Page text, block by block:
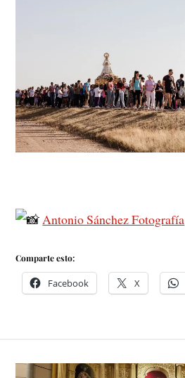
Antonio Sánchez Fotografía
Comparte esto:
Facebook X